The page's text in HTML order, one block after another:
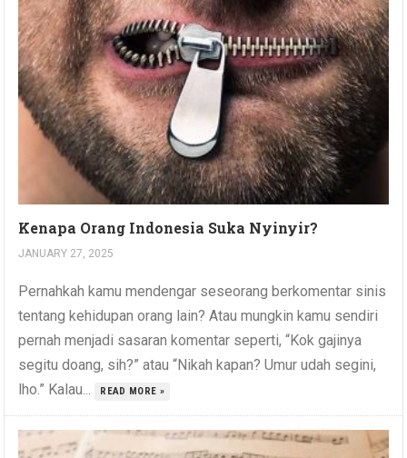
Kenapa Orang Indonesia Suka Nyinyir?
JANUARY 27, 2025
Pernahkah kamu mendengar seseorang berkomentar sinis
tentang kehidupan orang lain? Atau mungkin kamu sendiri
pernah menjadi sasaran komentar seperti, “Kok gajinya
segitu doang, sih?” atau “Nikah kapan? Umur udah segini,
lho.” Kalau...
READ MORE »